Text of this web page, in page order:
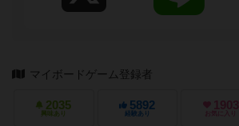
マイボードゲーム登録者
2035
興味あり
5892
経験あり
1903
お気に入り